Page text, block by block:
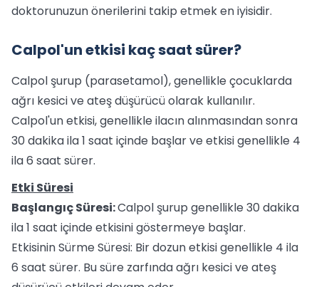
doktorunuzun önerilerini takip etmek en iyisidir.
Calpol'un etkisi kaç saat sürer?
Calpol şurup (parasetamol), genellikle çocuklarda
ağrı kesici ve ateş düşürücü olarak kullanılır.
Calpol'un etkisi, genellikle ilacın alınmasından sonra
30 dakika ila 1 saat içinde başlar ve etkisi genellikle 4
ila 6 saat sürer.
Etki Süresi
Başlangıç Süresi:Calpol şurup genellikle 30 dakika
ila 1 saat içinde etkisini göstermeye başlar.
Etkisinin Sürme Süresi: Bir dozun etkisi genellikle 4 ila
6 saat sürer. Bu süre zarfında ağrı kesici ve ateş